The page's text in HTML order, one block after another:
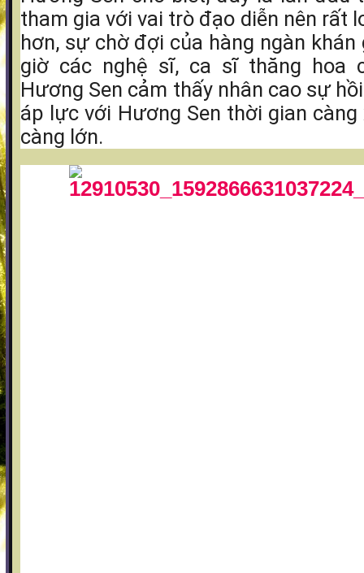
tham gia với vai trò đạo diễn nên rất
hơn, sự chờ đợi của hàng ngàn
giờ các nghệ sĩ, ca sĩ thăng hoa
Hương Sen cảm thấy nhân cao sự
áp lực với Hương Sen thời gian
càng lớn.